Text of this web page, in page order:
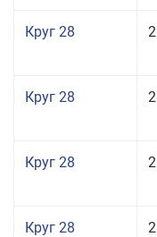
Круг 28
Круг 28
Круг 28
Круг 28